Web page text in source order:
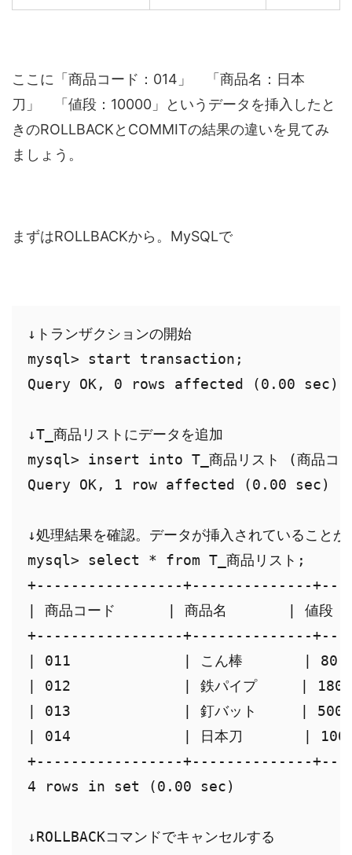
ここに「商品コード：014」 「商品名：日本
刀」 「値段：10000」というデータを挿入したと
きのROLLBACKとCOMMITの結果の違いを見てみ
ましょう。
まずはROLLBACKから。MySQLで
↓トランザクションの開始
mysql> start transaction;
Query OK, 0 rows affected (0.00 sec)
↓T_商品リストにデータを追加
mysql> insert into T_商品リスト (商品
Query OK, 1 row affected (0.00 sec)
↓処理結果を確認。データが挿入されていること
mysql> select * from T_商品リスト;
+-----------------+--------------
| 商品コード      | 商品名       | 値段
+-----------------+--------------
| 011             | こん棒       |
| 012             | 鉄パイプ     |
| 013             | 釘バット     |
| 014             | 日本刀       |
+-----------------+--------------
4 rows in set (0.00 sec)
↓ROLLBACKコマンドでキャンセルする